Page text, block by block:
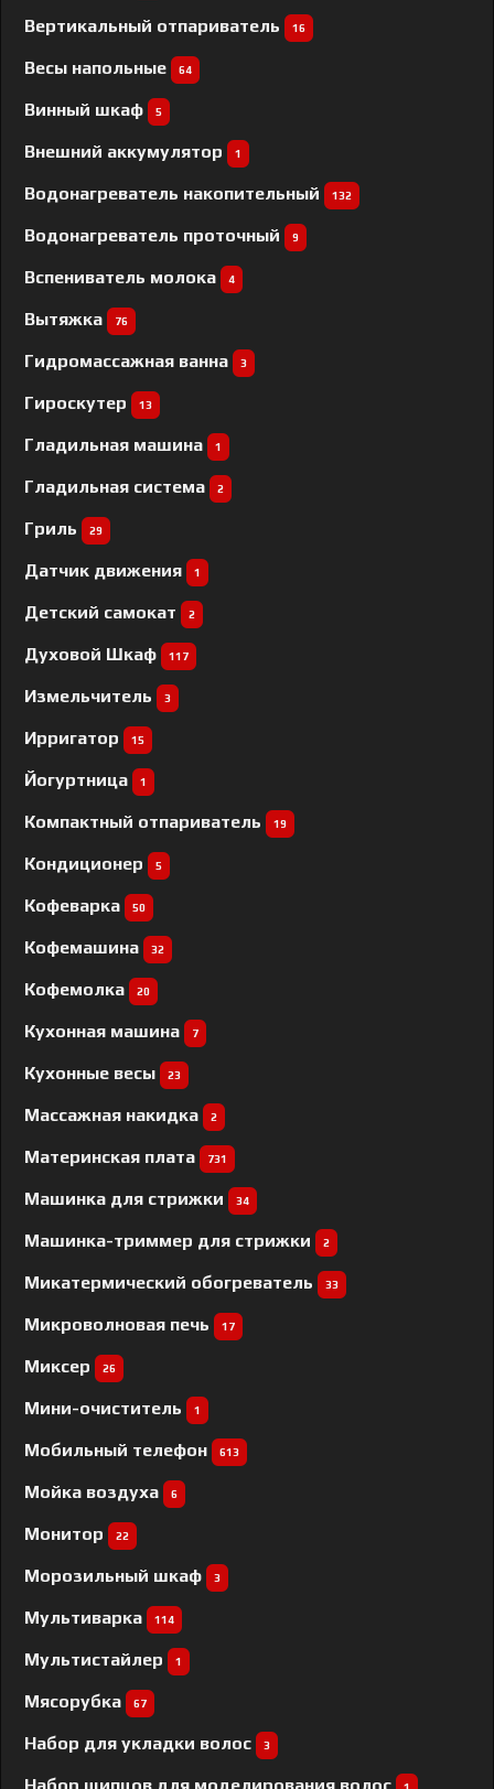
Вертикальный отпариватель 16
Весы напольные 64
Винный шкаф 5
Внешний аккумулятор 1
Водонагреватель накопительный 132
Водонагреватель проточный 9
Вспениватель молока 4
Вытяжка 76
Гидромассажная ванна 3
Гироскутер 13
Гладильная машина 1
Гладильная система 2
Гриль 29
Датчик движения 1
Детский самокат 2
Духовой Шкаф 117
Измельчитель 3
Ирригатор 15
Йогуртница 1
Компактный отпариватель 19
Кондиционер 5
Кофеварка 50
Кофемашина 32
Кофемолка 20
Кухонная машина 7
Кухонные весы 23
Массажная накидка 2
Материнская плата 731
Машинка для стрижки 34
Машинка-триммер для стрижки 2
Микатермический обогреватель 33
Микроволновая печь 17
Миксер 26
Мини-очиститель 1
Мобильный телефон 613
Мойка воздуха 6
Монитор 22
Морозильный шкаф 3
Мультиварка 114
Мультистайлер 1
Мясорубка 67
Набор для укладки волос 3